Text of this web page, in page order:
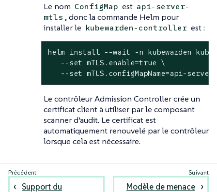
Le nom ConfigMap est api-server-
mtls , donc la commande Helm pour
installer le kubewarden-controller est :
helm install --wait -n kubewarden
   --set mTLS.enable=true \
--set mTLS.configMapName=api-
Le contrôleur Admission Controller crée un
certificat client à utiliser par le composant
scanner d’audit. Le certificat est
automatiquement renouvelé par le contrôleur
lorsque cela est nécessaire.
Support du Modèle de menace